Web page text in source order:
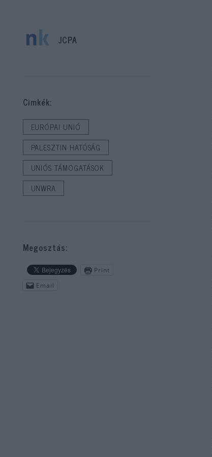
JCPA
Cimkék:
EURÓPAI UNIÓ
PALESZTIN HATÓSÁG
UNIÓS TÁMOGATÁSOK
UNWRA
Megosztás:
Print
Email